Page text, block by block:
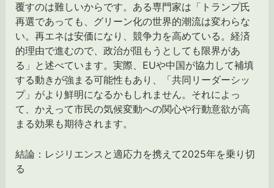
覆すのは難しいからです。ある専門家は「トランプ氏
再選であっても、グリーン化の世界的潮流は変わらな
い。再エネは安価になり、競争力を高めている。経済
的理由で進むので、政治が阻もうとしても限界があ
る」と述べています。実際、EUや中国が協力して補填
する動きが強まる可能性もあり、「共同リーダーシッ
プ」がより鮮明になるかもしれません。それによっ
て、かえって市民の気候変動への関心や行動意欲が高
まる効果も期待されます。
結論：レジリエンスと適応力を携えて2025年を乗り切
る